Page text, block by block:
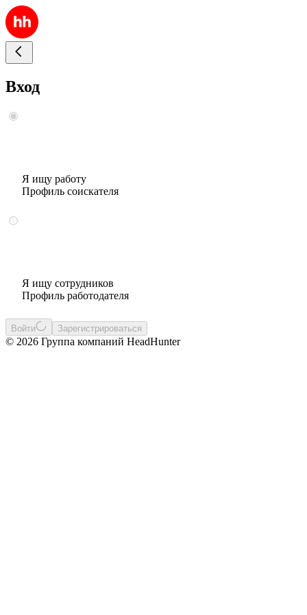
Вход
Я ищу работу
Профиль соискателя
Я ищу сотрудников
Профиль работодателя
Войти Зарегистрироваться
© 2026 Группа компаний HeadHunter